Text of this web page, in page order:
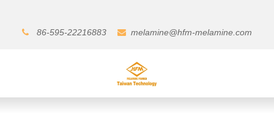
86-595-22216883 melamine@hfm-melamine.com